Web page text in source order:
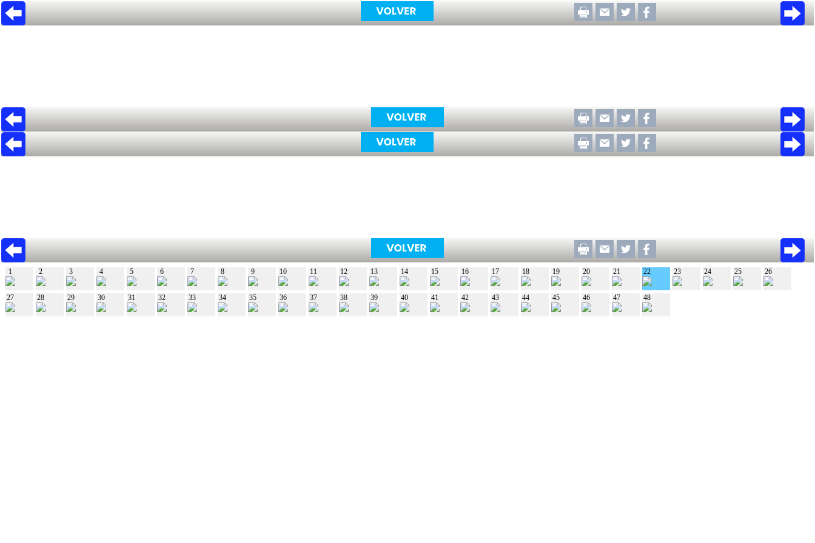
1 2 3 4 5 6 7 8 9 10 11 12 13 14 15 16 17 18 19 20 21 22 23 24 25 26
27 28 29 30 31 32 33 34 35 36 37 38 39 40 41 42 43 44 45 46 47 48